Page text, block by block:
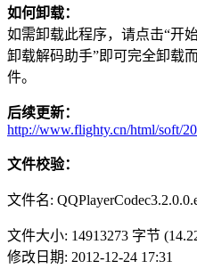
如何卸载：
如需卸载此程序，请点击“开
卸载解码助手”即可完全卸载
件。
后续更新：
http://www.flighty.cn/html/soft/
文件校验：
文件名:
文件大小: 14913273 字节
修改日期: 2012-12-24 17:31